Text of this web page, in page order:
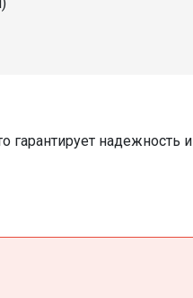
гарантирует надежность и